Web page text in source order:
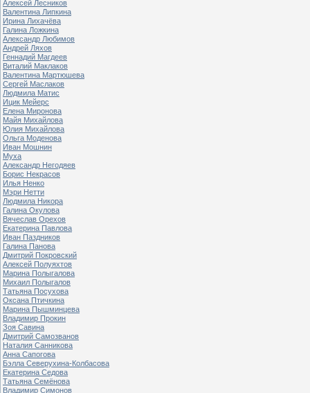
Алексей Лесников
Валентина Липкина
Ирина Лихачёва
Галина Ложкина
Александр Любимов
Андрей Ляхов
Геннадий Магдеев
Виталий Маклаков
Валентина Мартюшева
Сергей Маслаков
Людмила Матис
Ицик Мейерс
Елена Миронова
Майя Михайлова
Юлия Михайлова
Ольга Моденова
Иван Мошнин
Муха
Александр Негодяев
Борис Некрасов
Илья Ненко
Мэри Нетти
Людмила Никора
Галина Окулова
Вячеслав Орехов
Екатерина Павлова
Иван Паздников
Галина Панова
Дмитрий Покровский
Алексей Полуяхтов
Марина Полыгалова
Михаил Полыгалов
Татьяна Посухова
Оксана Птичкина
Марина Пышминцева
Владимир Прокин
Зоя Савина
Дмитрий Самозванов
Наталия Санникова
Анна Сапогова
Бэлла Северухина-Колбасова
Екатерина Седова
Татьяна Семёнова
Владимир Симонов